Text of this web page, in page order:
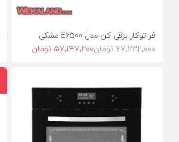
فر توکار برقی کن مدل E6500 مشکی
67٬232٬000 تومان 57٬147٬200 تومان